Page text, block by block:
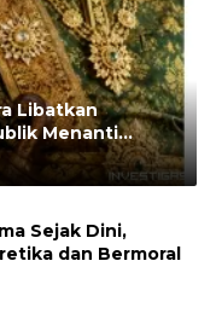
Libatkan
Menanti
Sejak Dini,
dan Bermoral